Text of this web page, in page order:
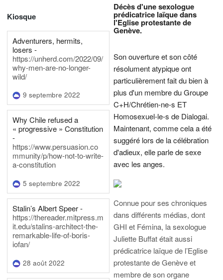
Kiosque
Adventurers, hermits,
losers -
https://unherd.com/2022/09/
why-men-are-no-longer-
wild/
9 septembre 2022
Why Chile refused a
« progressive » Constitution
-
https://www.persuasion.co
mmunity/p/how-not-to-write-
a-constitution
5 septembre 2022
Stalin’s Albert Speer -
https://thereader.mitpress.m
it.edu/stalins-architect-the-
remarkable-life-of-boris-
iofan/
28 août 2022
Décès d'une sexologue
prédicatrice laïque dans
l'Eglise protestante de
Genève.
Son ouverture et son côté
résolument atypique ont
particulièrement fait du bien à
plus d'un membre du Groupe
C+H/Chrétien-ne-s ET
Homosexuel-le-s de Dialogai.
Maintenant, comme cela a été
suggéré lors de la célébration
d'adieux, elle parle de sexe
avec les anges.
Connue pour ses chroniques
dans différents médias, dont
GHI et Fémina, la sexologue
Juliette Buffat était aussi
prédicatrice laïque de l’Eglise
protestante de Genève et
membre de son organe